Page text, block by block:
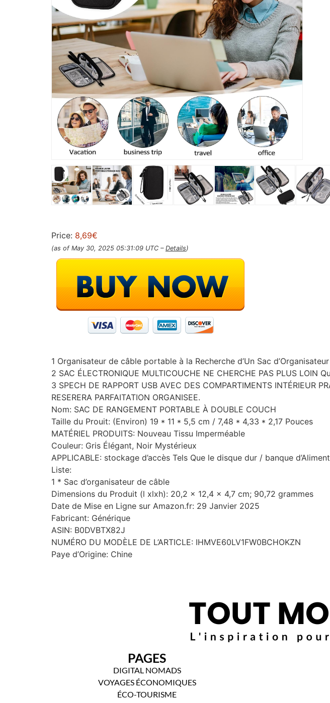
Price: 8,69€
(as of May 30, 2025 05:31:09 UTC – Details)
1 Organisateur de câble portable à la Recherche d’Un Sac
2 SAC ÉLECTRONIQUE MULTICOUCHE NE CHERCHE PAS PLUS LOIN
3 SPECH DE RAPPORT USB AVEC DES COMPARTIMENTS INTÉRIEUR
RESERERA PARFAITATION ORGANISEE.
Nom: SAC DE RANGEMENT PORTABLE À DOUBLE COUCH
Taille du Prouit: (Environ) 19 * 11 * 5,5 cm / 7,48 * 4,33 * 2,17 Pouces
MATÉRIEL PRODUITS: Nouveau Tissu Imperméable
Couleur: Gris Élégant, Noir Mystérieux
APPLICABLE: stockage d’accès Tels Que le disque dur / banque
Liste:
1 * Sac d’organisateur de câble
Dimensions du Produit (l xlxh): 20,2 x 12,4 x 4,7 cm; 90,72 grammes
Date de Mise en Ligne sur Amazon.fr: 29 Janvier 2025
Fabricant: Générique
ASIN: B0DVBTX82J
NUMÉRO DU MODÈLE DE L’ARTICLE: IHMVE60LV1FW0BCHOKZN
Paye d’Origine: Chine
PAGES
DIGITAL NOMADS
VOYAGES ÉCONOMIQUES
ÉCO-TOURISME